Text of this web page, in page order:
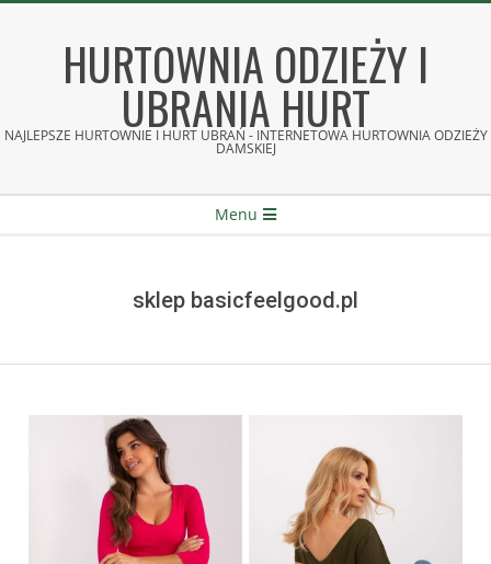
HURTOWNIA ODZIEŻY I
UBRANIA HURT
NAJLEPSZE HURTOWNIE I HURT UBRAŃ - INTERNETOWA HURTOWNIA ODZIEŻY
DAMSKIEJ
Menu
sklep basicfeelgood.pl